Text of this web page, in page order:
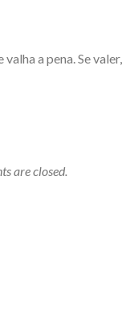
a pena. Se
are closed.